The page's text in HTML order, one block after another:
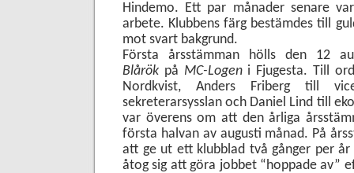
Hindemo. Ett par månader senare
arbete. Klubbens färg bestämdes till
mot svart bakgrund.
Första årsstämman hölls den 12
Blårök på MC-Logeni Fjugesta. Till
Nordkvist, Anders Friberg till
sekreterarsysslan och Daniel Lind till
var överens om att den årliga
första halvan av augusti månad. På
att ge ut ett klubblad två gånger per år
åtog sig att göra jobbet “hoppade av”